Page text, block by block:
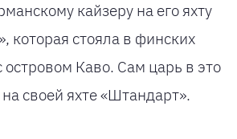
кайзеру на его яхту
которая стояла в финских
Каво. Сам царь в это
своей яхте «Штандарт».